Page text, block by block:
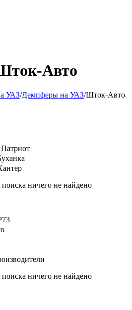
Авто
УАЗ/Демпферы на УАЗ/Шток-Авто
ничего не найдено
ничего не найдено